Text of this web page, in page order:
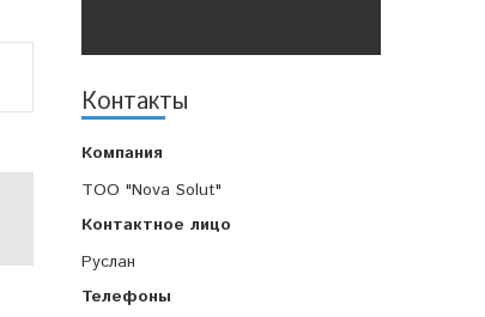
Контакты
TOO "Nova Solut"
Руслан